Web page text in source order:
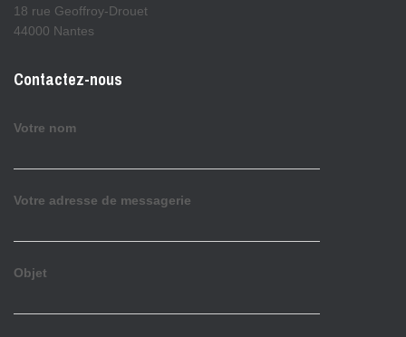
18 rue Geoffroy-Drouet
44000 Nantes
Contactez-nous
Votre nom
Votre adresse de messagerie
Objet